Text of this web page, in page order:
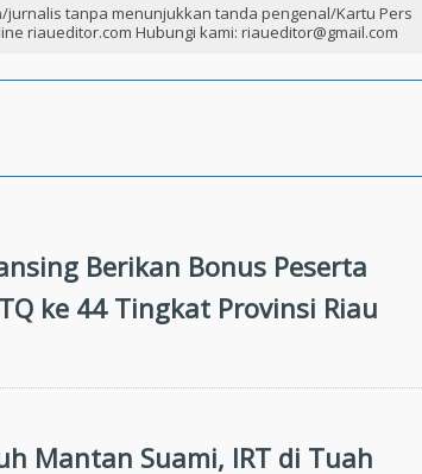
tanpa menunjukkan tanda pengenal/Kartu Pers
riaueditor.com Hubungi kami: riaueditor@gmail.com
Berikan Bonus Peserta
ke 44 Tingkat Provinsi Riau
Suami, IRT di Tuah